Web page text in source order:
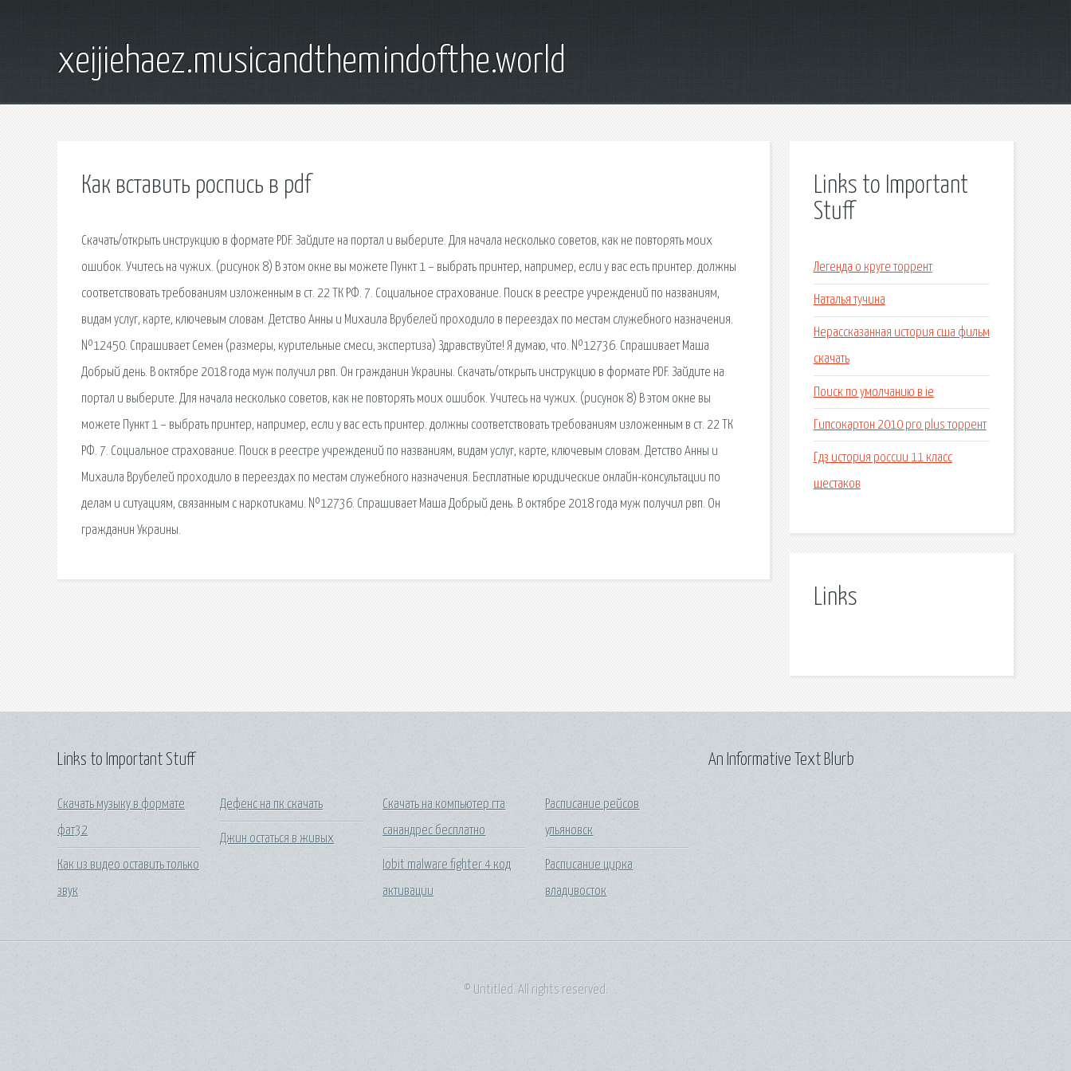
xeijiehaez.musicandthemindofthe.world
Как вставить роспись в pdf
Скачать/открыть инструкцию в формате PDF. Зайдите на портал и выберите. Для начала несколько советов, как не повторять моих
ошибок. Учитесь на чужих. (рисунок 8) В этом окне вы можете Пункт 1 – выбрать принтер, например, если у вас есть принтер. должны
соответствовать требованиям изложенным в ст. 22 ТК РФ. 7. Социальное страхование. Поиск в реестре учреждений по названиям,
видам услуг, карте, ключевым словам. Детство Анны и Михаила Врубелей проходило в переездах по местам служебного назначения.
№12450. Спрашивает Семен (размеры, курительные смеси, экспертиза) Здравствуйте! Я думаю, что. №12736. Спрашивает Маша
Добрый день. В октябре 2018 года муж получил рвп. Он гражданин Украины. Скачать/открыть инструкцию в формате PDF. Зайдите на
портал и выберите. Для начала несколько советов, как не повторять моих ошибок. Учитесь на чужих. (рисунок 8) В этом окне вы
можете Пункт 1 – выбрать принтер, например, если у вас есть принтер. должны соответствовать требованиям изложенным в ст. 22 ТК
РФ. 7. Социальное страхование. Поиск в реестре учреждений по названиям, видам услуг, карте, ключевым словам. Детство Анны и
Михаила Врубелей проходило в переездах по местам служебного назначения. Бесплатные юридические онлайн-консультации по
делам и ситуациям, связанным с наркотиками. №12736. Спрашивает Маша Добрый день. В октябре 2018 года муж получил рвп. Он
гражданин Украины.
Links to Important
Stuff
Легенда о круге торрент
Наталья тучина
Нерассказанная история сша фильм
скачать
Поиск по умолчанию в ie
Гипсокартон 2010 pro plus торрент
Гдз история россии 11 класс
шестаков
Links
Links to Important Stuff
Скачать музыку в формате
фат32
Как из видео оставить только
звук
Дефенс на пк скачать
Джин остаться в живых
Скачать на компьютер гта
санандрес бесплатно
Iobit malware fighter 4 код
активации
Расписание рейсов
ульяновск
Расписание цирка
владивосток
An Informative Text Blurb
© Untitled. All rights reserved.